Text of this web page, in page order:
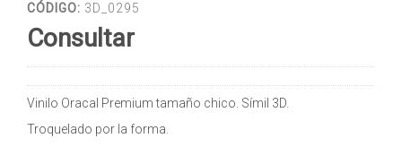
CÓDIGO: 3D_0295
Consultar
Vinilo Oracal Premium tamaño chico. Símil 3D.
Troquelado por la forma.